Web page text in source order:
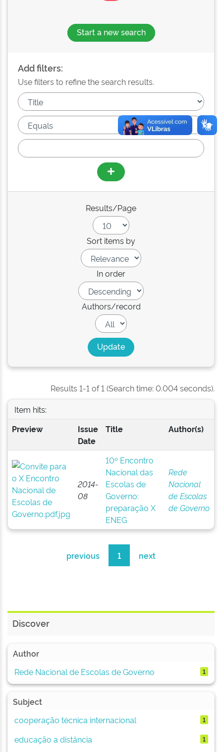
Start a new search
Add filters:
Use filters to refine the search results.
Results/Page
Sort items by
In order
Authors/record
Results 1-1 of 1 (Search time: 0.004 seconds).
Item hits:
Preview
Issue
Date
Title Author(s)
2014-
08
10º Encontro
Nacional das
Escolas de
Governo:
preparação X
ENEG
Rede
Nacional
de Escolas
de Governo
previous 1 next
Discover
Author
Rede Nacional de Escolas de Governo
1
Subject
cooperação técnica internacional
1
educação a distância 1